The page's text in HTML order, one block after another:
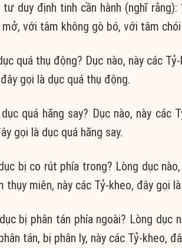
duy định tinh cần hành (nghĩ
với tâm không gò bó, với tâm
quá thụ động? Dục nào, này các
gọi là dục quá thụ động.
quá hăng say? Dục nào, này
gọi là dục quá hăng say.
bị co rút phía trong? Lòng dục
miên, này các Tỷ-kheo, đây gọi
bị phân tán phía ngoài? Lòng dục
tán, bị phân ly, này các Tỷ-kheo,